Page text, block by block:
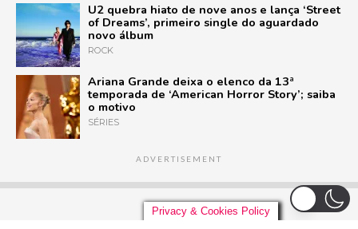
U2 quebra hiato de nove anos e lança ‘Street
of Dreams’, primeiro single do aguardado
novo álbum
ROCK
Ariana Grande deixa o elenco da 13ª
temporada de ‘American Horror Story’; saiba
o motivo
SÉRIES
ADVERTISEMENT
Privacy & Cookies Policy